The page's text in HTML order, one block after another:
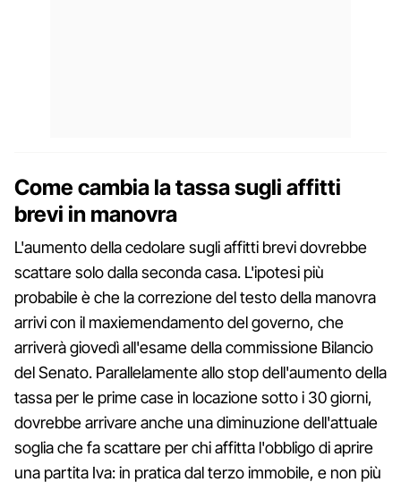
Come cambia la tassa sugli affitti
brevi in manovra
L'aumento della cedolare sugli affitti brevi dovrebbe
scattare solo dalla seconda casa. L'ipotesi più
probabile è che la correzione del testo della manovra
arrivi con il maxiemendamento del governo, che
arriverà giovedì all'esame della commissione Bilancio
del Senato. Parallelamente allo stop dell'aumento della
tassa per le prime case in locazione sotto i 30 giorni,
dovrebbe arrivare anche una diminuzione dell'attuale
soglia che fa scattare per chi affitta l'obbligo di aprire
una partita Iva: in pratica dal terzo immobile, e non più